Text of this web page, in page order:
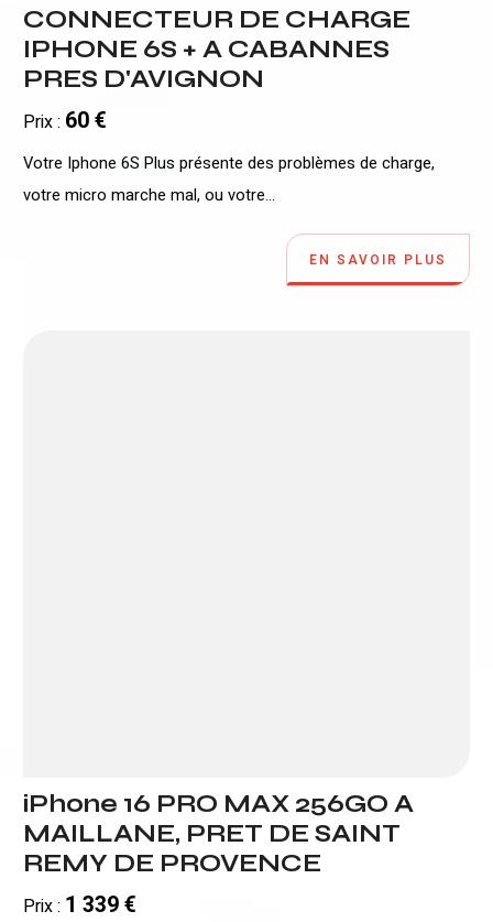
CONNECTEUR DE CHARGE
IPHONE 6S + A CABANNES
PRES D'AVIGNON
Prix : 60 €
Votre Iphone 6S Plus présente des problèmes de charge,
votre micro marche mal, ou votre...
EN SAVOIR PLUS
iPhone 16 PRO MAX 256GO A
MAILLANE, PRET DE SAINT
REMY DE PROVENCE
Prix : 1 339 €